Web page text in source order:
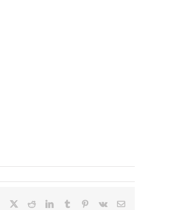
Facebook RedditLinkedInTumblr Pinterest
Vk
E-